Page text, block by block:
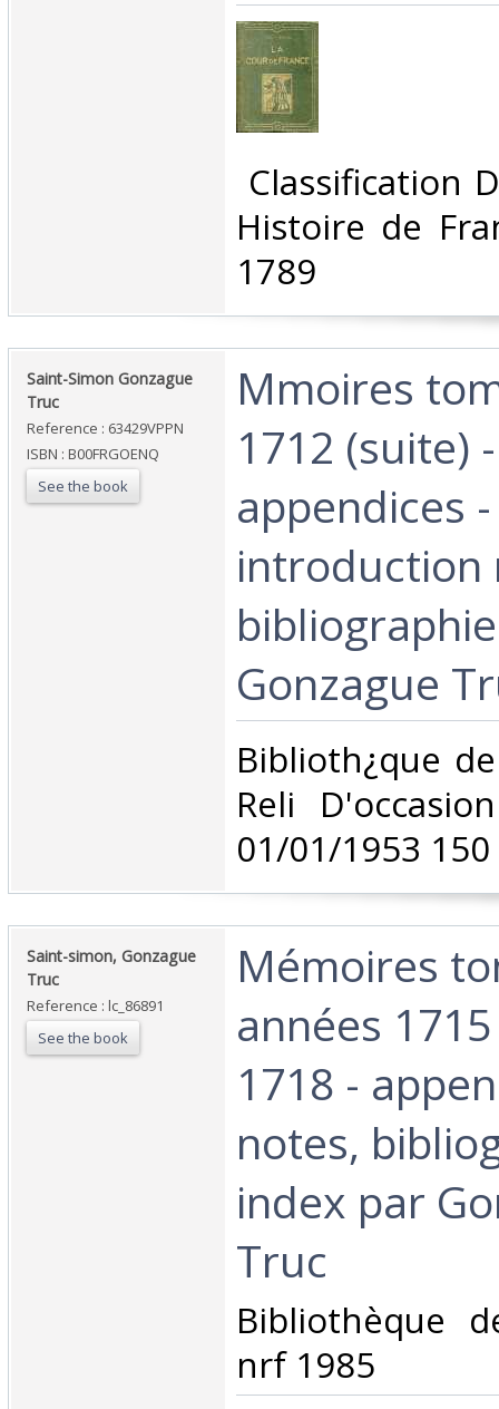
Classification
Histoire de
1789‎
‎Saint-Simon Gonzague
Truc‎
Reference : 63429VPPN
ISBN : B00FRGOENQ
See the book
‎Mmoires
1712 (suite)
appendices -
introduction
Gonzague
‎Biblioth¿que
Reli
01/01/1953 150
‎Saint-simon, Gonzague
Truc‎
Reference : lc_86891
See the book
‎Mémoires
années
1718 -
notes,
index par
Truc‎
‎Bibliothèque
nrf 1985‎